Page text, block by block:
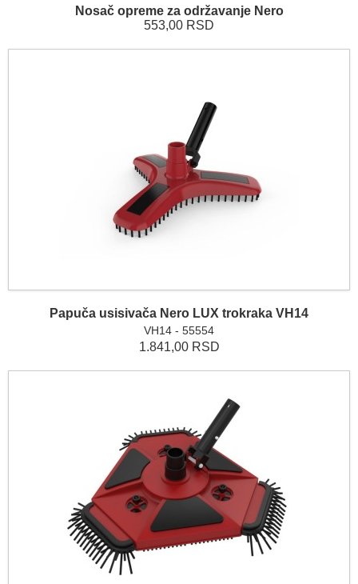
Nosač opreme za održavanje Nero
553,00 RSD
Papuča usisivača Nero LUX trokraka VH14
VH14 - 55554
1.841,00 RSD